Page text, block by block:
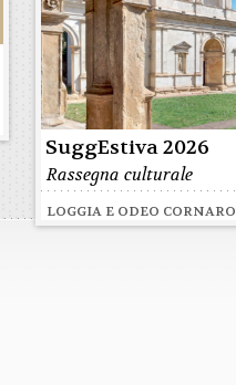
SuggEstiva 2026
Rassegna culturale
LOGGIA E ODEO CORNARO